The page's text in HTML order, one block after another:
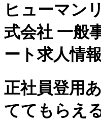
ヒューマン
式会社 一般
ート求人情報
正社員登用
ててもらえ